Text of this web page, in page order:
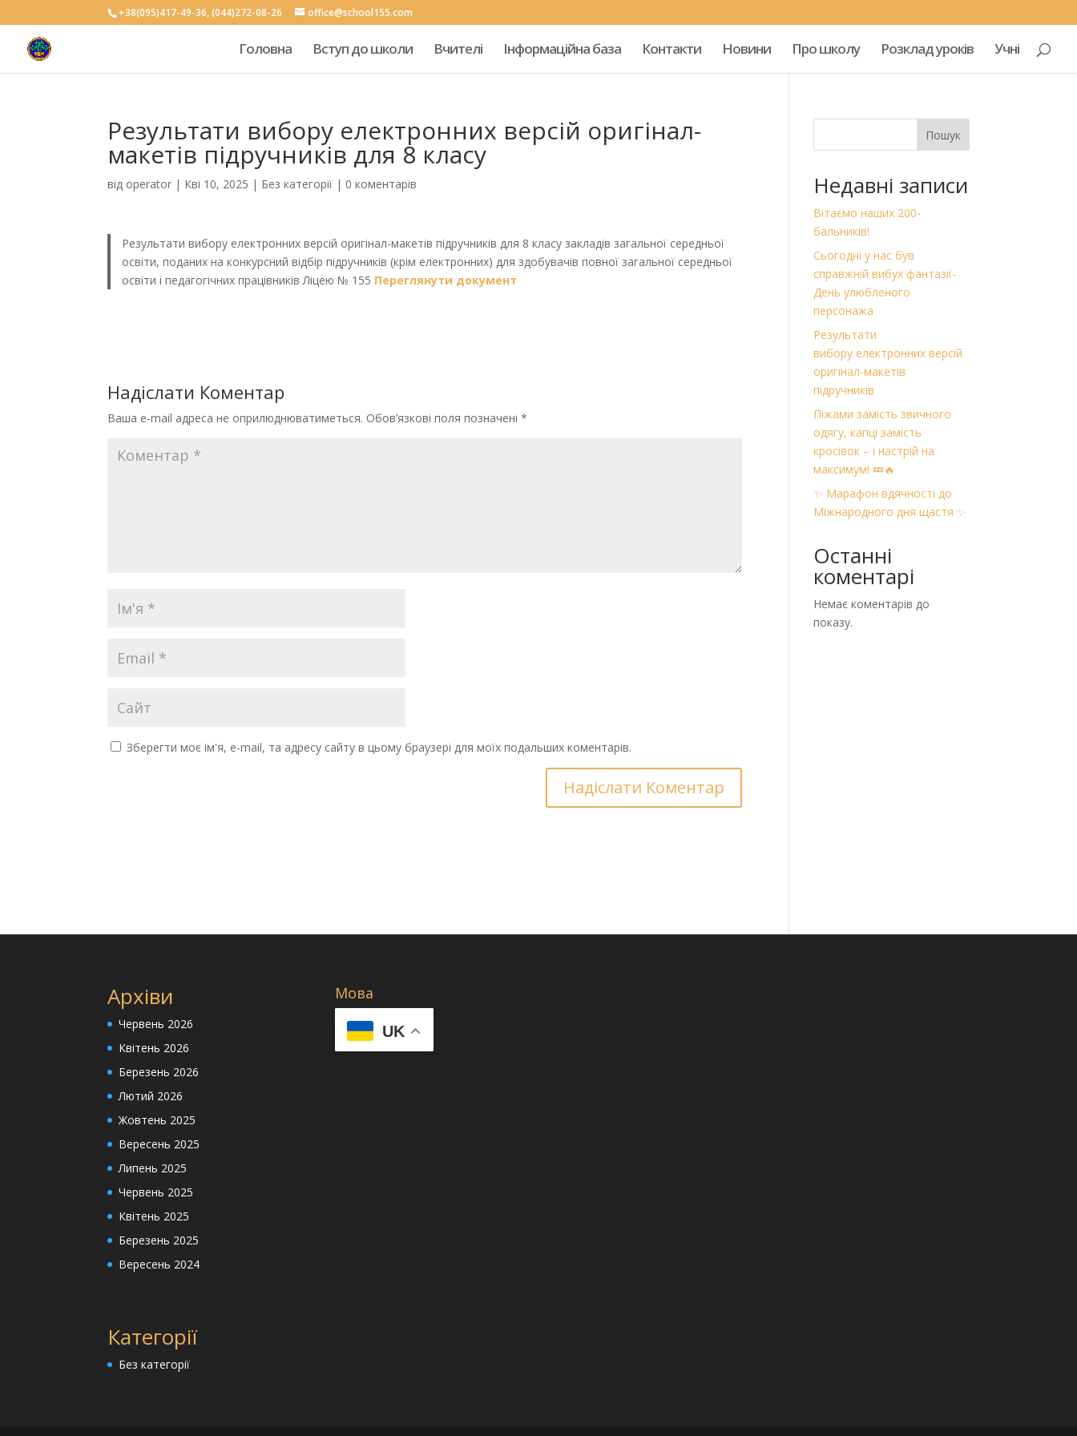
+38(095)417-49-36, (044)272-08-26 office@school155.com
Головна Вступ до школи Вчителі Інформаційна база Контакти Новини Про школу Розклад уроків Учні
Результати вибору електронних версій оригінал-
макетів підручників для 8 класу
від operator | Кві 10, 2025 | Без категорії | 0 коментарів
Результати вибору електронних версій оригінал-макетів підручників для 8 класу закладів загальної середньої
освіти, поданих на конкурсний відбір підручників (крім електронних) для здобувачів повної загальної середньої
освіти і педагогічних працівників Ліцею № 155 Переглянути документ
Надіслати Коментар
Ваша e-mail адреса не оприлюднюватиметься. Обов’язкові поля позначені*
Зберегти моє ім'я, e-mail, та адресу сайту в цьому браузері для моїх подальших коментарів.
Пошук
Недавні записи
Вітаємо наших 200-
бальників!
Сьогодні у нас був
справжній вибух фантазії-
День улюбленого
персонажа
Результати
вибору електронних версій
оригінал-макетів
підручників
Піжами замість звичного
одягу, капці замість
кросівок – і настрій на
максимум! 💤🔥
✨ Марафон вдячності до
Міжнародного дня щастя ✨
Останні
коментарі
Немає коментарів до
показу.
Архіви
Червень 2026
Квітень 2026
Березень 2026
Лютий 2026
Жовтень 2025
Вересень 2025
Липень 2025
Червень 2025
Квітень 2025
Березень 2025
Вересень 2024
Категорії
Без категорії
Мова
UK